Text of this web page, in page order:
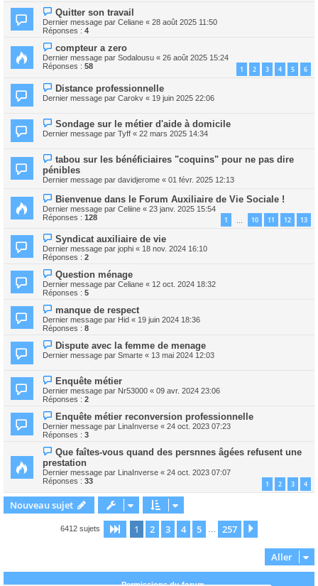
Quitter son travail
Dernier message par Celiane « 28 août 2025 11:50
Réponses : 4
compteur a zero
Dernier message par Sodalousu « 26 août 2025 15:24
Réponses : 58 1 2 3 4 5 6
Distance professionnelle
Dernier message par Carokv « 19 juin 2025 22:06
Sondage sur le métier d'aide à domicile
Dernier message par Tyff « 22 mars 2025 14:34
tabou sur les bénéficiaires "coquins" pour ne pas dire
pénibles
Dernier message par davidjerome « 01 févr. 2025 12:13
Bienvenue dans le Forum Auxiliaire de Vie Sociale !
Dernier message par Celiine « 23 janv. 2025 15:54
Réponses : 128 1 10 11 12 13
Syndicat auxiliaire de vie
Dernier message par jophi « 18 nov. 2024 16:10
Réponses : 2
Question ménage
Dernier message par Celiane « 12 oct. 2024 18:32
Réponses : 5
manque de respect
Dernier message par Hid « 19 juin 2024 18:36
Réponses : 8
Dispute avec la femme de menage
Dernier message par Smarte « 13 mai 2024 12:03
Enquête métier
Dernier message par Nr53000 « 09 avr. 2024 23:06
Réponses : 2
Enquête métier reconversion professionnelle
Dernier message par LinaInverse « 24 oct. 2023 07:23
Réponses : 3
Que faîtes-vous quand des persnnes âgées refusent une
prestation
Dernier message par LinaInverse « 24 oct. 2023 07:07
Réponses : 33 1 2 3 4
Nouveau sujet
6412 sujets Page 1sur257
1 2 3 4 5 257
Aller